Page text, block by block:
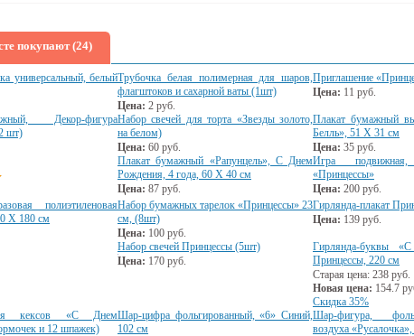
покупают (24)
универсальный, белыйТрубочка белая полимерная для шаров,
флагштоков и сахарной ваты (1шт)
Цена: 2 руб.
Приглашение
Цена: 11 руб.
Декор-фигура
шт)
Набор свечей для торта «Звезды золото,
на белом)
Цена: 60 руб.
Плакат бумажный
Белль», 51 Х 31 см
Цена: 35 руб.
Плакат бумажный «Рапунцель», С Днем
Рождения, 4 года, 60 Х 40 см
Цена: 87 руб.
Игра
«Принцессы»
Цена: 200 руб.
полиэтиленовая
Х 180 см
Набор бумажных тарелок «Принцессы» 23
см, (8шт)
Цена: 100 руб.
Гирлянда-плакат
Цена: 139 руб.
Набор свечей Принцессы (5шт)
Цена: 170 руб.
Гирлянда-буквы
Принцессы, 220 см
Старая цена: 238 руб.
Новая цена: 154.7
Скидка 35%
кексов «С Днем
и 12 шпажек)
Шар-цифра фольгированный, «6» Синий,
102 см
Шар-фигура,
воздуха